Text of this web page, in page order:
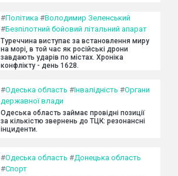
#Політика #Володимир Зеленський
#Безпілотний бойовий літальний апарат
Туреччина виступає за встановлення миру
на морі, в той час як російські дрони
завдають ударів по містах. Хроніка
конфлікту - день 1628.
#Одеська область #Інвалідність #Органи
державної влади
Одеська область займає провідні позиції
за кількістю звернень до ТЦК: резонансні
інциденти.
#Одеська область #Донецька область
#Спорт